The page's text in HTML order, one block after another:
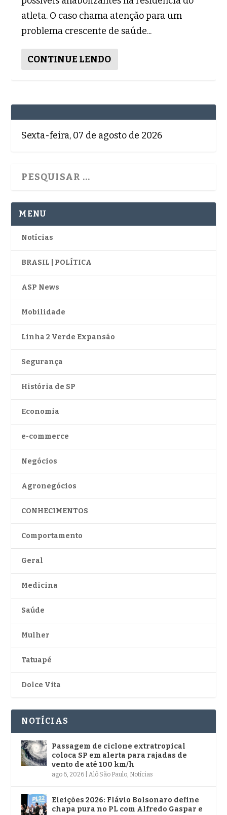
atleta. O caso chama atenção para um
problema crescente de saúde...
CONTINUE LENDO
Sexta-feira, 07 de agosto de 2026
MENU
Notícias
BRASIL | POLÍTICA
ASP News
Mobilidade
Linha 2 Verde Expansão
Segurança
História de SP
Economia
e-commerce
Negócios
Agronegócios
CONHECIMENTOS
Comportamento
Geral
Medicina
Saúde
Mulher
Tatuapé
Dolce Vita
NOTÍCIAS
Passagem de ciclone extratropical
coloca SP em alerta para rajadas de
vento de até 100 km/h
ago 6, 2026 Alô São Paulo Notícias
Eleições 2026: Flávio Bolsonaro define
chapa pura no PL com Alfredo Gaspar e